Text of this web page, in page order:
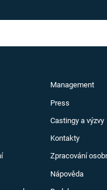
Management
Press
Castingy a výzvy
Kontakty
Zpracování
Nápověda